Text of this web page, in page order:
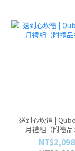
送到心坎禮 |
月禮組（附禮品
NT$2,098